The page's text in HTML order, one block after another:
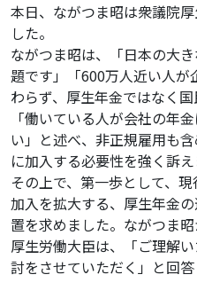
本日、ながつま昭は衆議院
した。
ながつま昭は、「日本の大
題です」「600万人近い人
わらず、厚生年金ではなく
「働いている人が会社の年
い」と述べ、非正規雇用も
に加入する必要性を強く訴え
その上で、第一歩として、
加入を拡大する、厚生年金
置を求めました。ながつま
厚生労働大臣は、「ご理解
討をさせていただく」と回答